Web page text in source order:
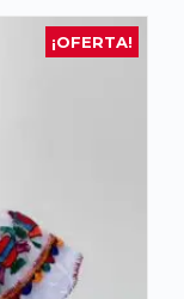
¡OFERTA!